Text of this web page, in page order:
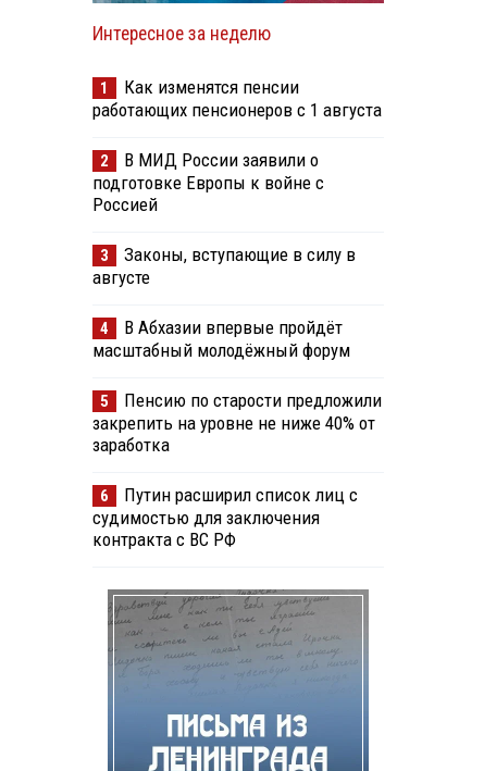
Интересное за неделю
1
Как изменятся пенсии
работающих пенсионеров с 1 августа
2
В МИД России заявили о
подготовке Европы к войне с
Россией
3
Законы, вступающие в силу в
августе
4
В Абхазии впервые пройдёт
масштабный молодёжный форум
5
Пенсию по старости предложили
закрепить на уровне не ниже 40% от
заработка
6
Путин расширил список лиц с
судимостью для заключения
контракта с ВС РФ